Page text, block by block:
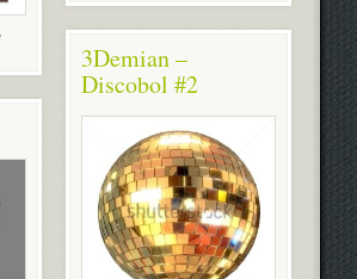
3Demian –
Discobol #2